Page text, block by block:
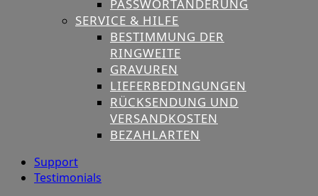
PASSWORTÄNDERUNG
SERVICE & HILFE
BESTIMMUNG DER
RINGWEITE
GRAVUREN
LIEFERBEDINGUNGEN
RÜCKSENDUNG UND
VERSANDKOSTEN
BEZAHLARTEN
Support
Testimonials